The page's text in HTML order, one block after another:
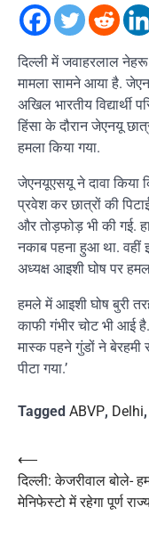
दिल्ली में जवाहरलाल नेहरू
मामला सामने आया है.
अखिल भारतीय विद्यार्थी
हिंसा के दौरान जेएनयू
हमला किया गया.
जेएनयूएसयू ने दावा किया
प्रवेश कर छात्रों की
और तोड़फोड़ भी की गई.
नकाब पहना हुआ था.
अध्यक्ष आइशी घोष पर
हमले में आइशी घोष बुरी
काफी गंभीर चोट भी आई
मास्क पहने गुंडों ने बेरहमी
पीटा गया.’
Tagged ABVP, Delhi,
Post
navigation
⟵
दिल्ली: केजरीवाल बोले-
मेनिफेस्टो में रहेगा पूर्ण